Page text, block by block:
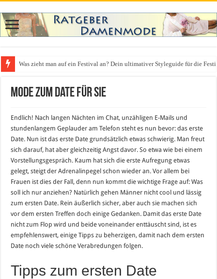
Was zieht man auf ein Festival an? Dein ultimativer Styleguide für die
Mode zum Date für Sie
Endlich! Nach langen Nächten im Chat, unzähligen E-Mails und
stundenlangem Geplauder am Telefon steht es nun bevor: das erste
Date. Nun ist das erste Date grundsätzlich etwas schwierig. Man freut
sich darauf, hat aber gleichzeitig Angst davor. So etwa wie bei einem
Vorstellungsgespräch. Kaum hat sich die erste Aufregung etwas
gelegt, steigt der Adrenalinpegel schon wieder an. Vor allem bei
Frauen ist dies der Fall, denn nun kommt die wichtige Frage auf: Was
soll ich nur anziehen? Natürlich gehen Männer nicht cool und lässig
zum ersten Date. Rein äußerlich sicher, aber auch sie machen sich
vor dem ersten Treffen doch einige Gedanken. Damit das erste Date
nicht zum Flop wird und beide voneinander enttäuscht sind, ist es
empfehlenswert, einige Tipps zu beherzigen, damit nach dem ersten
Date noch viele schöne Verabredungen folgen.
Tipps zum ersten Date